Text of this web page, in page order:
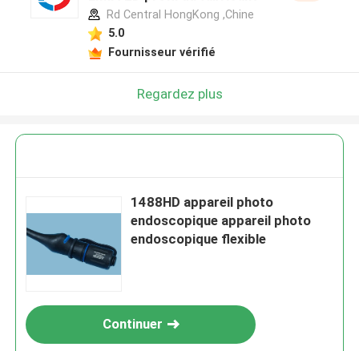
Rd Central HongKong ,Chine
5.0
Fournisseur vérifié
Regardez plus
1488HD appareil photo
endoscopique appareil photo
endoscopique flexible
Continuer